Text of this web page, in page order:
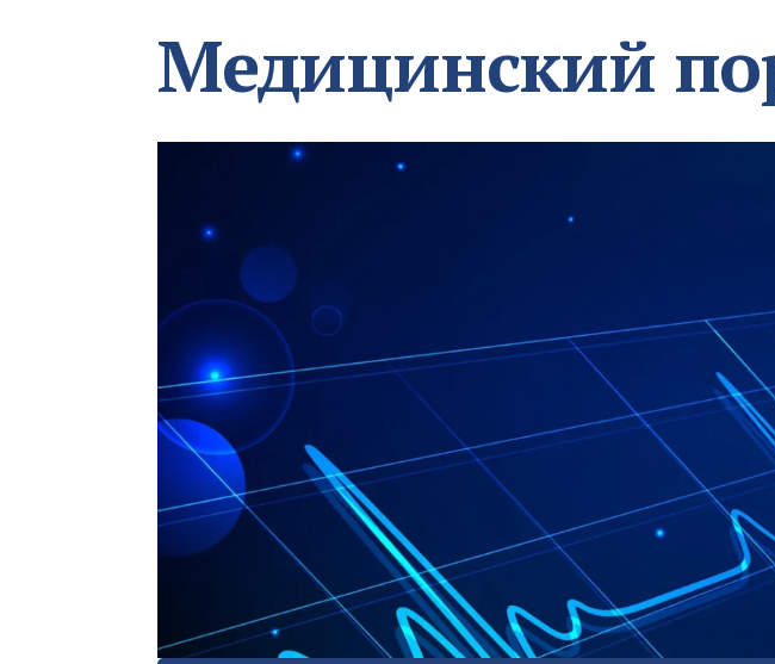
Медицинский